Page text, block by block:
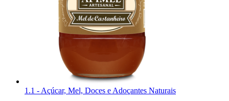
1.1 - Açúcar, Mel, Doces e Adoçantes Naturais